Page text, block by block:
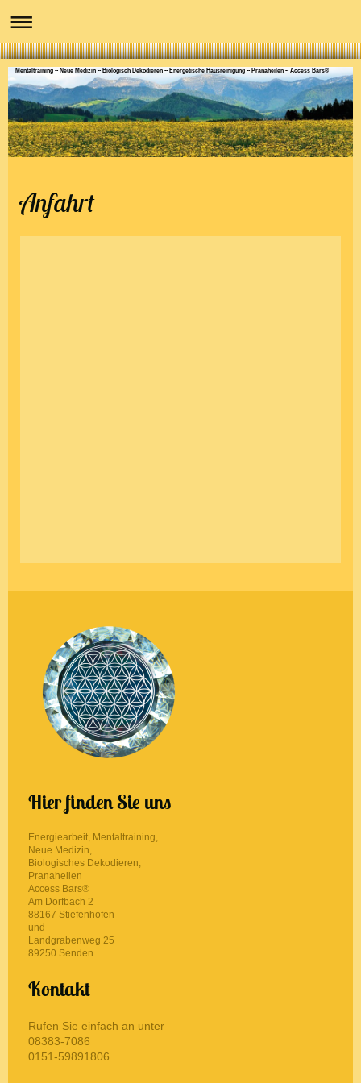
Mentaltraining -- Neue Medizin -- Biologisch Dekodieren -- Energetische Hausreinigung -- Pranaheilen -- Access Bars®
Anfahrt
Hier finden Sie uns
Energiearbeit, Mentaltraining,
Neue Medizin,
Biologisches Dekodieren,
Pranaheilen
Access Bars®
Am Dorfbach 2
88167 Stiefenhofen
und
Landgrabenweg 25
89250 Senden
Kontakt
Rufen Sie einfach an unter
08383-7086
0151-59891806